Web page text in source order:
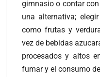
gimnasio o contar
una alternativa;
como frutas y
vez de bebidas
procesados y altos
fumar y el consumo